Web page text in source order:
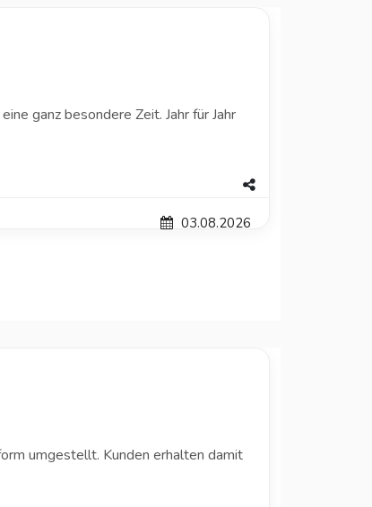
ganz besondere Zeit. Jahr für Jahr
03.08.2026
umgestellt. Kunden erhalten damit